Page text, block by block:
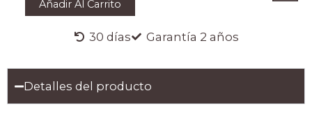
plazasAñadir Al Carrito
30 días Garantía 2 años
Detalles del producto